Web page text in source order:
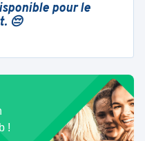
pour le
😔
!